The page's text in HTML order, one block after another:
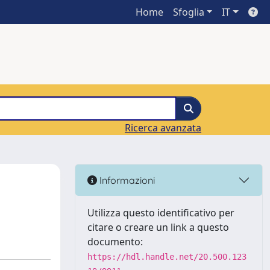
Home Sfoglia IT
Ricerca avanzata
Informazioni
Utilizza questo identificativo per
citare o creare un link a questo
documento:
https://hdl.handle.net/20.500.123